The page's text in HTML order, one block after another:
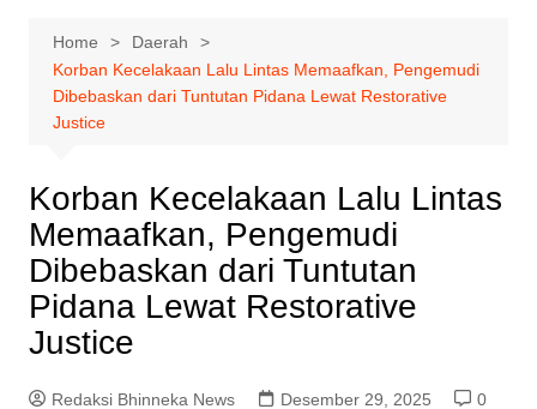
Home
Daerah
Korban Kecelakaan Lalu Lintas Memaafkan, Pengemudi
Dibebaskan dari Tuntutan Pidana Lewat Restorative
Justice
Korban Kecelakaan Lalu Lintas
Memaafkan, Pengemudi
Dibebaskan dari Tuntutan
Pidana Lewat Restorative
Justice
Redaksi Bhinneka News Desember 29, 2025
0